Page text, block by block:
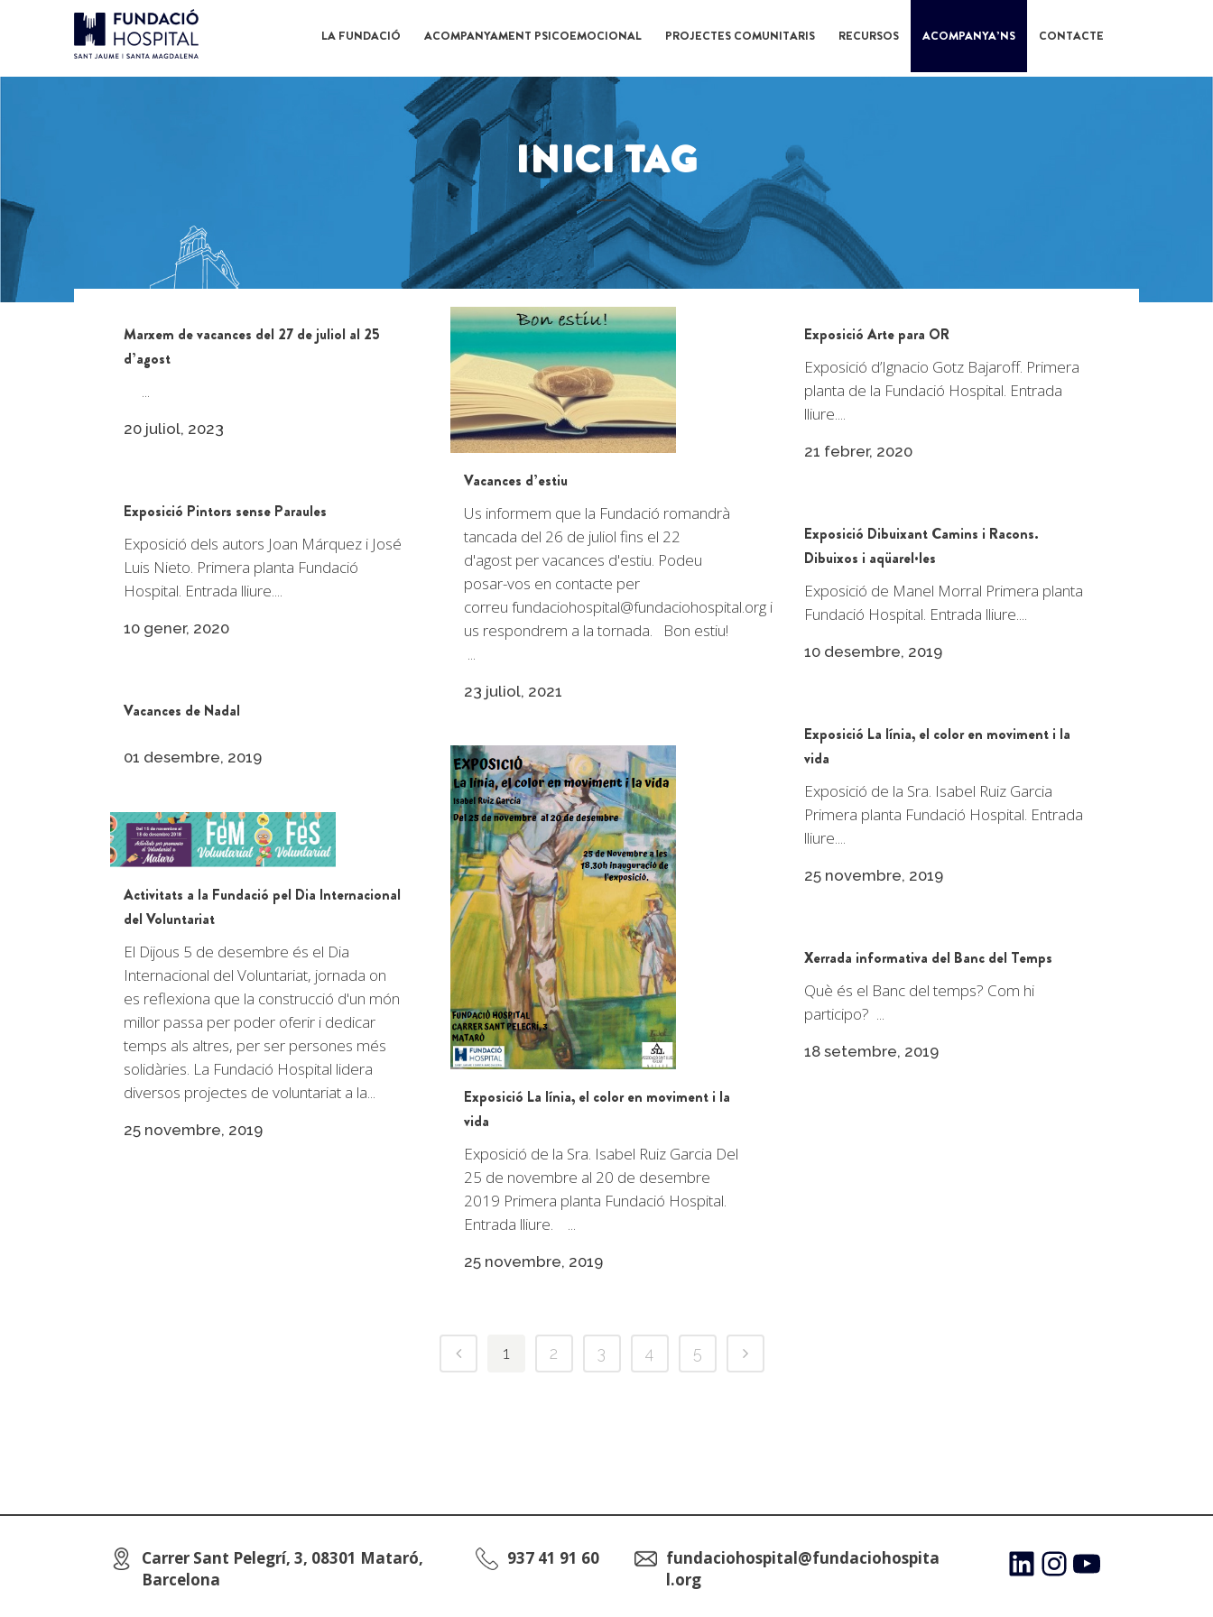
LA FUNDACIÓ ACOMPANYAMENT PSICOEMOCIONAL PROJECTES COMUNITARIS RECURSOS ACOMPANYA’NS CONTACTE
INICI TAG
Marxem de vacances del 27 de juliol al 25
d’agost
...
20 juliol, 2023
Vacances d’estiu
Us informem que la Fundació romandrà
tancada del 26 de juliol fins el 22
d'agost per vacances d'estiu. Podeu
posar-vos en contacte per
correu fundaciohospital@fundaciohospital.org i
us respondrem a la tornada. Bon estiu!
...
23 juliol, 2021
Exposició Arte para OR
Exposició d’Ignacio Gotz Bajaroff. Primera
planta de la Fundació Hospital. Entrada
lliure....
21 febrer, 2020
Exposició Pintors sense Paraules
Exposició dels autors Joan Márquez i José
Luis Nieto. Primera planta Fundació
Hospital. Entrada lliure....
10 gener, 2020
Exposició Dibuixant Camins i Racons.
Dibuixos i aqüarel·les
Exposició de Manel Morral Primera planta
Fundació Hospital. Entrada lliure....
10 desembre, 2019
Vacances de Nadal
01 desembre, 2019
Exposició La línia, el color en moviment i la
vida
Exposició de la Sra. Isabel Ruiz Garcia
Primera planta Fundació Hospital. Entrada
lliure....
25 novembre, 2019
Exposició La línia, el color en moviment i la
vida
Exposició de la Sra. Isabel Ruiz Garcia Del
25 de novembre al 20 de desembre
2019 Primera planta Fundació Hospital.
Entrada lliure. ...
25 novembre, 2019
Activitats a la Fundació pel Dia Internacional
del Voluntariat
El Dijous 5 de desembre és el Dia
Internacional del Voluntariat, jornada on
es reflexiona que la construcció d'un món
millor passa per poder oferir i dedicar
temps als altres, per ser persones més
solidàries. La Fundació Hospital lidera
diversos projectes de voluntariat a la...
25 novembre, 2019
Xerrada informativa del Banc del Temps
Què és el Banc del temps? Com hi
participo? ...
18 setembre, 2019
1 2 3 4 5
Carrer Sant Pelegrí, 3, 08301 Mataró,
Barcelona
937 41 91 60
fundaciohospital@fundaciohospita
l.org
LinkedInInstagram
YouTube